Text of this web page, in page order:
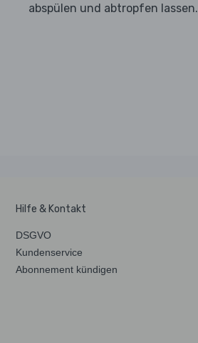
abspülen und abtropfen lassen.
Hilfe & Kontakt
DSGVO
Kundenservice
Abonnement kündigen